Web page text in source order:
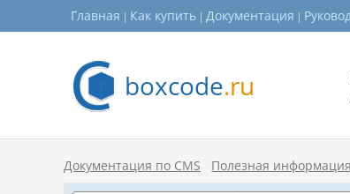
Главная Как купить Документация
boxcode.ru
Документация по CMS Полезная информация